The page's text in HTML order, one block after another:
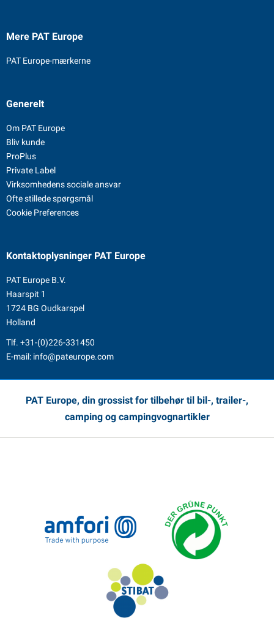
Mere PAT Europe
PAT Europe-mærkerne
Generelt
Om PAT Europe
Bliv kunde
ProPlus
Private Label
Virksomhedens sociale ansvar
Ofte stillede spørgsmål
Cookie Preferences
Kontaktoplysninger PAT Europe
PAT Europe B.V.
Haarspit 1
1724 BG Oudkarspel
Holland
Tlf. +31-(0)226-331450
E-mail: info@pateurope.com
PAT Europe, din grossist for tilbehør til bil-, trailer-,
camping og campingvognartikler